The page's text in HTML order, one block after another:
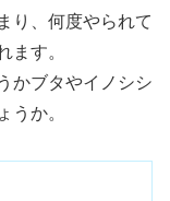
り、何度やられて
ます。
かブタやイノシシ
うか。